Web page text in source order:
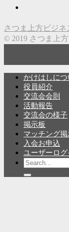
さつま上方ビジネ
© 2019 さつま上
かけはしにつ
役員紹介
交流会会則
活動報告
交流会の様子
掲示板
マッチング掲
入会お申込
ユーザーログ